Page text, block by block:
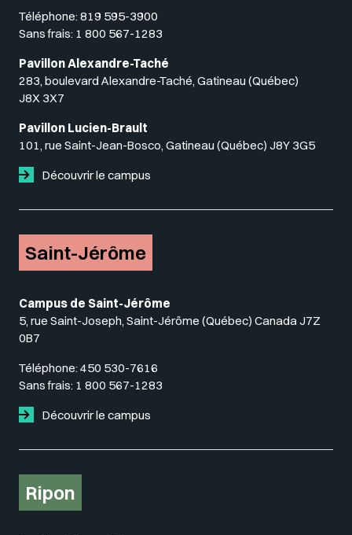
Téléphone: 819 595-3900
Sans frais: 1 800 567-1283
Pavillon Alexandre-Taché
283, boulevard Alexandre-Taché, Gatineau (Québec)
J8X 3X7
Pavillon Lucien-Brault
101, rue Saint-Jean-Bosco, Gatineau (Québec) J8Y 3G5
Découvrir le campus
Saint-Jérôme
Campus de Saint-Jérôme
5, rue Saint-Joseph, Saint-Jérôme (Québec) Canada J7Z
0B7
Téléphone: 450 530-7616
Sans frais: 1 800 567-1283
Découvrir le campus
Ripon